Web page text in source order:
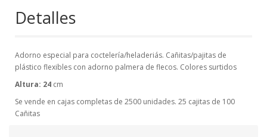
Detalles
Adorno especial para coctelería/heladeriás. Cañitas/pajitas de
plástico flexibles con adorno palmera de flecos. Colores surtidos
Altura: 24 cm
Se vende en cajas completas de 2500 unidades. 25 cajitas de 100
Cañitas